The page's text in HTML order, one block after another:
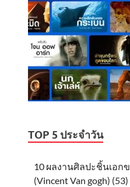
TOP 5 ประจำวัน
10 ผลงานศิลปะชิ้นเอก
(Vincent Van gogh) (53)